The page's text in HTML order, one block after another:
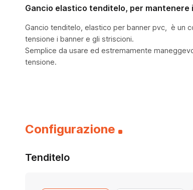
Gancio elastico tenditelo, per
Gancio tenditelo, elastico per banner pvc, è un
tensione i banner e gli striscioni.
Semplice da usare ed estremamente
tensione.
Configurazione
Tenditelo